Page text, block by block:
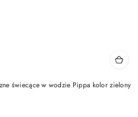
świecące w wodzie Pippa kolor zielony